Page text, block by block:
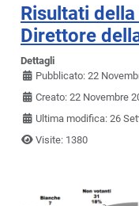
Risultati
Direttore
Dettagli
Pubblicato: 22
Creato: 22 Novembre
Ultima modifica: 26
Visite: 1380